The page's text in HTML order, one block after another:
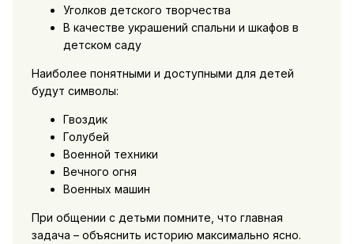
Уголков детского творчества
В качестве украшений спальни и шкафов в
детском саду
Наиболее понятными и доступными для детей
будут символы:
Гвоздик
Голубей
Военной техники
Вечного огня
Военных машин
При общении с детьми помните, что главная
задача – объяснить историю максимально ясно.